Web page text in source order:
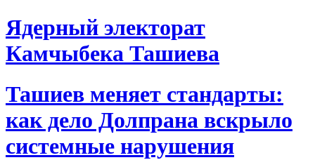
Ядерный электорат
Камчыбека Ташиева
Ташиев меняет стандарты:
как дело Долпрана вскрыло
системные нарушения